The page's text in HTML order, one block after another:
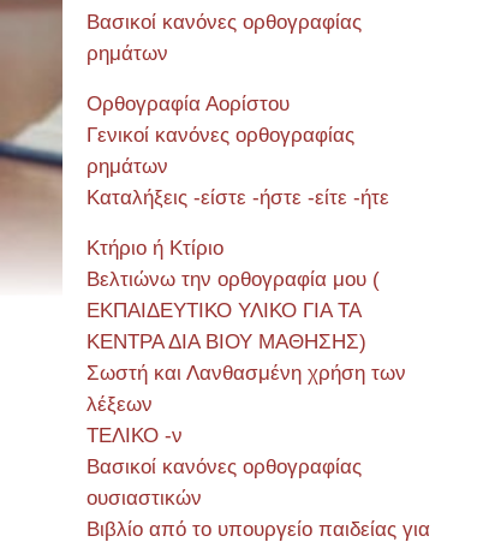
Βασικοί κανόνες ορθογραφίας
ρημάτων
Ορθογραφία Αορίστου
Γενικοί κανόνες ορθογραφίας
ρημάτων
Καταλήξεις -είστε -ήστε -είτε -ήτε
Κτήριο ή Κτίριο
Βελτιώνω την ορθογραφία μου (
ΕΚΠΑΙΔΕΥΤΙΚΟ ΥΛΙΚΟ ΓΙΑ ΤΑ
ΚΕΝΤΡΑ ΔΙΑ ΒΙΟΥ ΜΑΘΗΣΗΣ)
Σωστή και Λανθασμένη χρήση των
λέξεων
ΤΕΛΙΚΟ -ν
Βασικοί κανόνες ορθογραφίας
ουσιαστικών
Βιβλίο από το υπουργείο παιδείας για